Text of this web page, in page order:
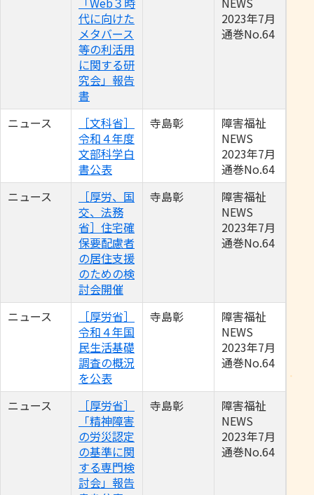
代に向けた
メタバース
等の利活用
に関する研
究会」報告
書
2023年7月
通巻No.64
ニュース
［文科省］
令和４年度
文部科学白
書公表
寺島彰
障害福祉
NEWS
2023年7月
通巻No.64
ニュース
［厚労、国
交、法務
省］住宅確
保要配慮者
の居住支援
のための検
討会開催
寺島彰
障害福祉
NEWS
2023年7月
通巻No.64
ニュース
［厚労省］
令和４年国
民生活基礎
調査の概況
を公表
寺島彰
障害福祉
NEWS
2023年7月
通巻No.64
ニュース
［厚労省］
「精神障害
の労災認定
の基準に関
する専門検
討会」報告
寺島彰
障害福祉
NEWS
2023年7月
通巻No.64